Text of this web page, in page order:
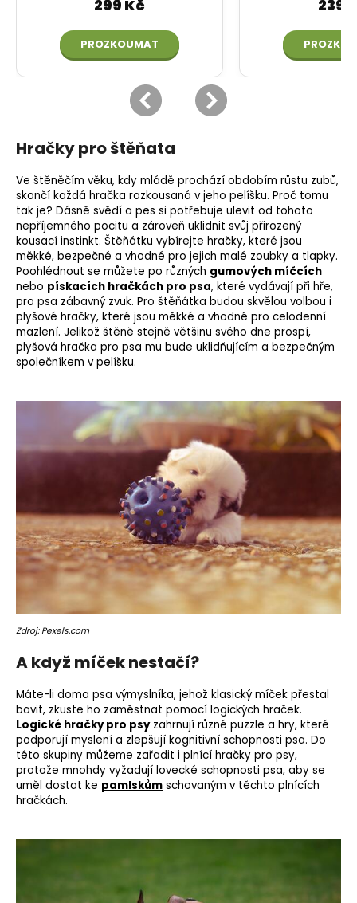
Hračky pro štěňata
Ve štěněčím věku, kdy mládě prochází obdobím růstu zubů,
skončí každá hračka rozkousaná v jeho pelíšku. Proč tomu
tak je? Dásně svědí a pes si potřebuje ulevit od tohoto
nepříjemného pocitu a zároveň uklidnit svůj přirozený
kousací instinkt. Štěňátku vybírejte hračky, které jsou
měkké, bezpečné a vhodné pro jejich malé zoubky a tlapky.
Poohlédnout se můžete po různých gumových míčcích
nebo pískacích hračkách pro psa, které vydávají při hře,
pro psa zábavný zvuk. Pro štěňátka budou skvělou volbou i
plyšové hračky, které jsou měkké a vhodné pro celodenní
mazlení. Jelikož štěně stejně většinu svého dne prospí,
plyšová hračka pro psa mu bude uklidňujícím a bezpečným
společníkem v pelíšku.
Zdroj: Pexels.com
A když míček nestačí?
Máte-li doma psa výmyslníka, jehož klasický míček přestal
bavit, zkuste ho zaměstnat pomocí logických hraček.
Logické hračky pro psyzahrnují různé puzzle a hry, které
podporují myslení a zlepšují kognitivní schopnosti psa. Do
této skupiny můžeme zařadit i plnící hračky pro psy,
protože mnohdy vyžadují lovecké schopnosti psa, aby se
uměl dostat ke pamlskům schovaným v těchto plnících
hračkách.